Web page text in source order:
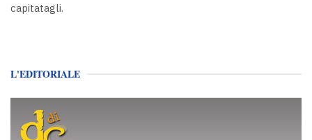
capitatagli.
L'EDITORIALE